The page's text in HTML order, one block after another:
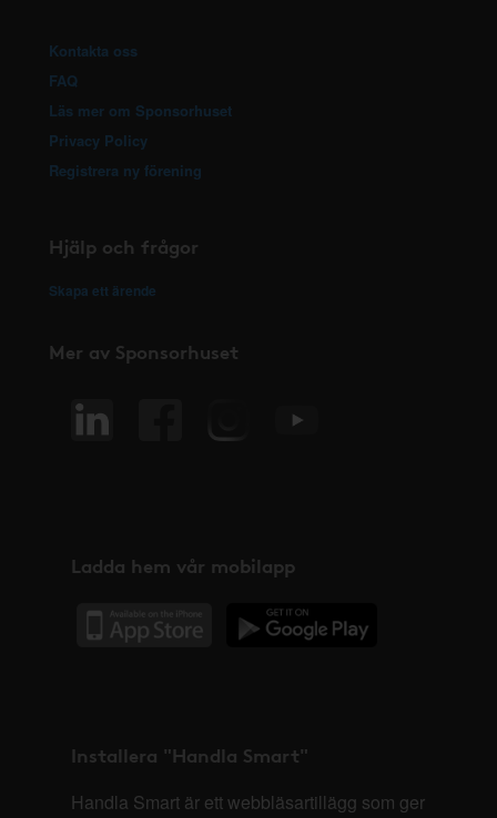
Kontakta oss
FAQ
Läs mer om Sponsorhuset
Privacy Policy
Registrera ny förening
Hjälp och frågor
Skapa ett ärende
Mer av Sponsorhuset
Ladda hem vår mobilapp
Installera "Handla Smart"
Handla Smart är ett webbläsartillägg som ger